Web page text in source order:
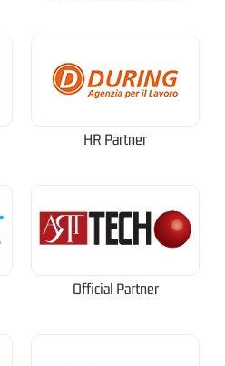
HR Partner
Official Partner